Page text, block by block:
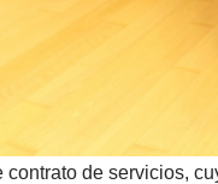
contrato de servicios,